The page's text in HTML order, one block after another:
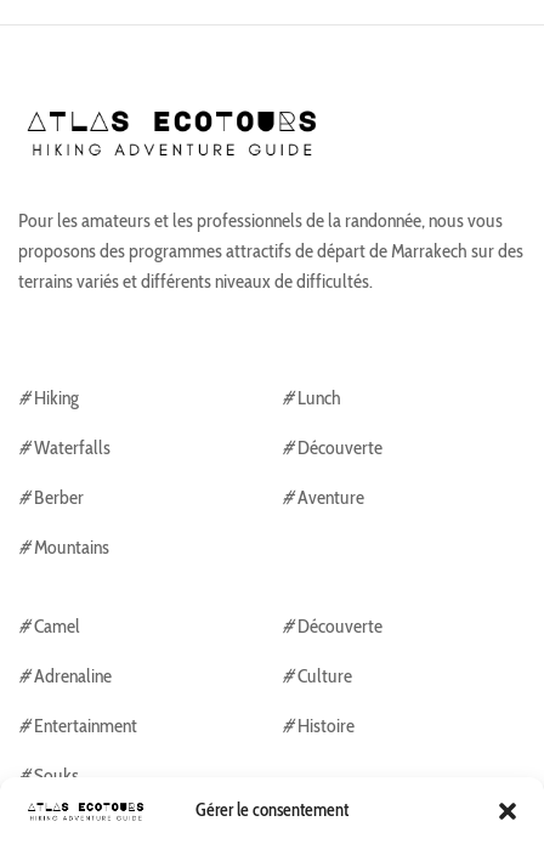
Gérer le consentement
Pour les amateurs et les professionnels de la randonnée, nous vous
proposons des programmes attractifs de départ de Marrakech sur des
terrains variés et différents niveaux de difficultés.
#Hiking
#Waterfalls
#Berber
#Mountains
#Lunch
#Découverte
#Aventure
#Camel
#Adrenaline
#Entertainment
#Souks
#Découverte
#Culture
#Histoire